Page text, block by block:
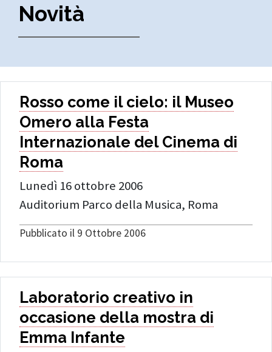
Novità
Rosso come il cielo: il Museo
Omero alla Festa
Internazionale del Cinema di
Roma
Lunedì 16 ottobre 2006
Auditorium Parco della Musica, Roma
Pubblicato il 9 Ottobre 2006
Laboratorio creativo in
occasione della mostra di
Emma Infante